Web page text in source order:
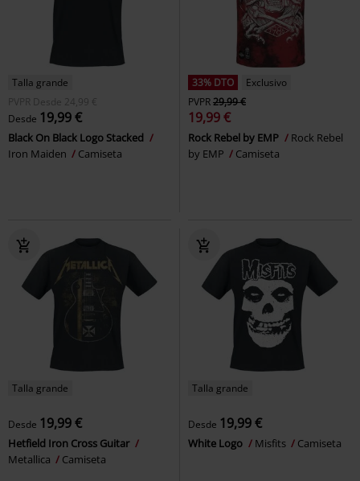
Talla grande
PVPR
Desde 24,99 €
Desde 19,99 €
Black On Black Logo Stacked
Iron Maiden
Camiseta
33% DTO
Exclusivo
PVPR29,99 €
19,99 €
Rock Rebel by EMP
Rock Rebel
by EMP
Camiseta
Talla grande
Desde 19,99 €
Hetfield Iron Cross Guitar
Metallica
Camiseta
Talla grande
Desde 19,99 €
White Logo Misfits Camiseta